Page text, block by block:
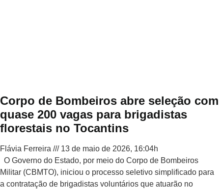
Corpo de Bombeiros abre seleção com
quase 200 vagas para brigadistas
florestais no Tocantins
Flávia Ferreira
13 de maio de 2026, 16:04h
O Governo do Estado, por meio do Corpo de Bombeiros
Militar (CBMTO), iniciou o processo seletivo simplificado para
a contratação de brigadistas voluntários que atuarão no